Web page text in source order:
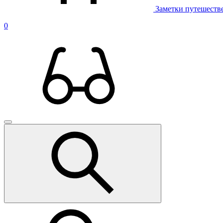
Заметки
0